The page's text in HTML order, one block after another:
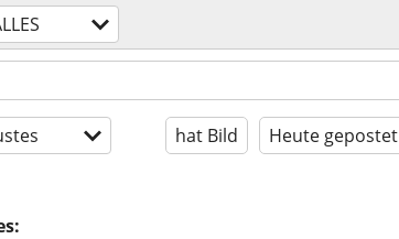
hat Bild Heute gepostet